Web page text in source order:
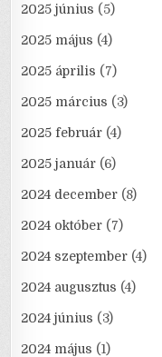
2025 június (5)
2025 május (4)
2025 április (7)
2025 március (3)
2025 február (4)
2025 január (6)
2024 december (8)
2024 október (7)
2024 szeptember (4)
2024 augusztus (4)
2024 június (3)
2024 május (1)